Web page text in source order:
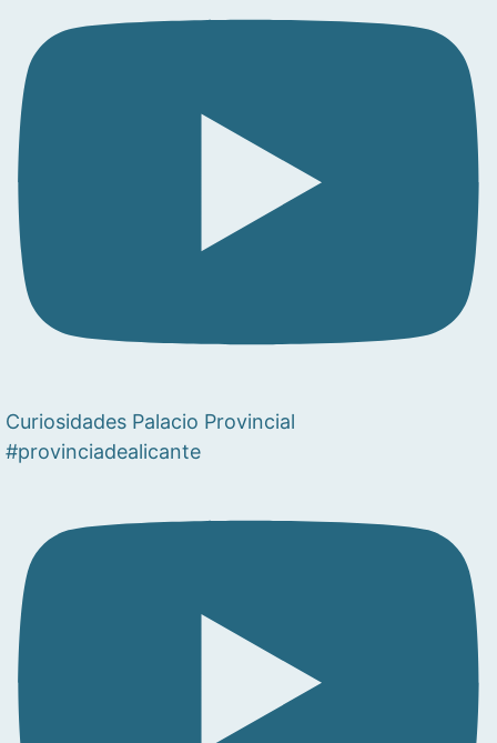
Curiosidades Palacio Provincial
#provinciadealicante